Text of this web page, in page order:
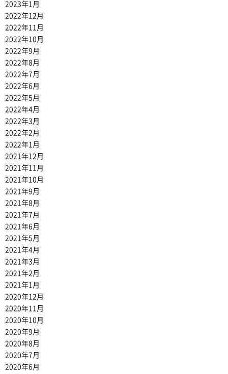
2023年1月
2022年12月
2022年11月
2022年10月
2022年9月
2022年8月
2022年7月
2022年6月
2022年5月
2022年4月
2022年3月
2022年2月
2022年1月
2021年12月
2021年11月
2021年10月
2021年9月
2021年8月
2021年7月
2021年6月
2021年5月
2021年4月
2021年3月
2021年2月
2021年1月
2020年12月
2020年11月
2020年10月
2020年9月
2020年8月
2020年7月
2020年6月